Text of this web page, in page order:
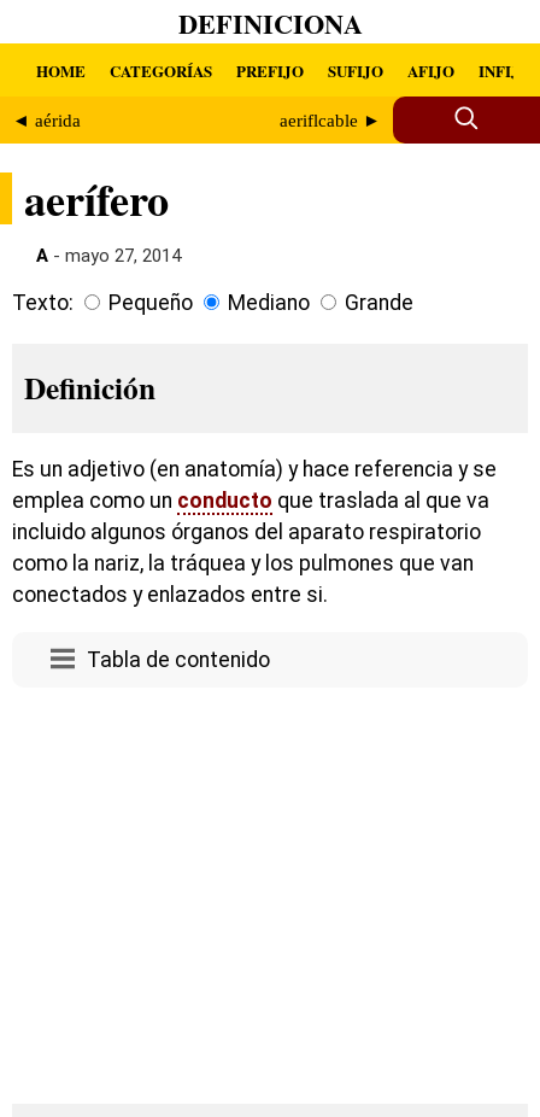
DEFINICIONA
HOME CATEGORÍAS PREFIJO SUFIJO AFIJO INFIJO
◄ aérida aeriflcable ►
aerífero
A - mayo 27, 2014
Texto: Pequeño Mediano Grande
Definición
Es un adjetivo (en anatomía) y hace referencia y se
emplea como un conducto que traslada al que va
incluido algunos órganos del aparato respiratorio
como la nariz, la tráquea y los pulmones que van
conectados y enlazados entre si.
Tabla de contenido